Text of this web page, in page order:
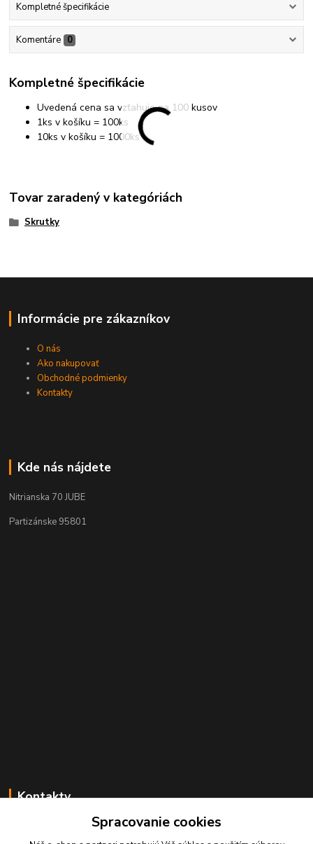
Kompletné špecifikácie
Komentáre 0
Kompletné špecifikácie
Uvedená cena sa vzťahuje na 100 kusov
1ks v košíku = 100ks
10ks v košíku = 1000ks
Tovar zaradený v kategóriách
Skrutky
Informácie pre zákazníkov
O nás
Ako nakupovať
Obchodné podmienky
Kontakty
Kde nás nájdete
Nitrianska 70 JUBE
Partizánske 95801
Kontakty
Juraj Beliansky
+421 903 691 375
Spracovanie cookies